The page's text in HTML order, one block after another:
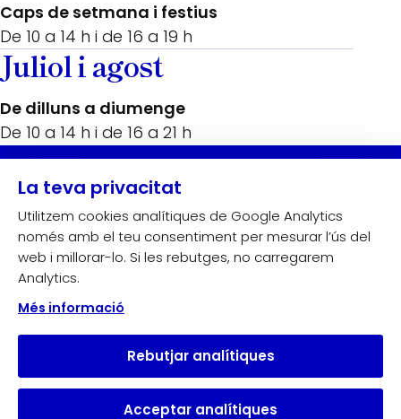
Caps de setmana i festius
De 10 a 14 h i de 16 a 19 h
Juliol i agost
De dilluns a diumenge
De 10 a 14 h i de 16 a 21 h
La teva privacitat
Utilitzem cookies analítiques de Google Analytics
només amb el teu consentiment per mesurar l’ús del
web i millorar-lo. Si les rebutges, no carregarem
Analytics.
Més informació
Rebutjar analítiques
Acceptar analítiques